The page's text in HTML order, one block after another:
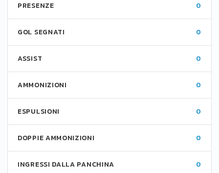
PRESENZE 0
GOL SEGNATI 0
ASSIST 0
AMMONIZIONI 0
ESPULSIONI 0
DOPPIE AMMONIZIONI 0
INGRESSI DALLA PANCHINA 0